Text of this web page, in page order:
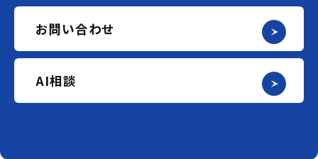
お問い合わせ
AI相談